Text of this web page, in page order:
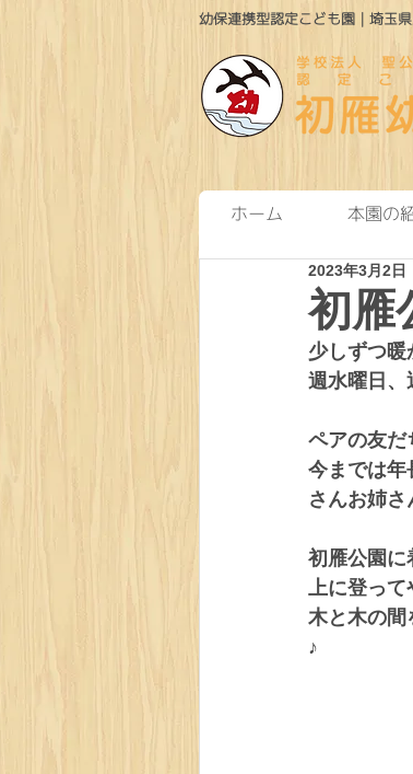
幼保連携型認定こども園｜埼玉
ホーム 本園の
初雁
2023年3月2日
少しずつ
週水曜日、
ペアの友だ
今までは年
さんお姉さ
初雁公園に
上に登って
木と木の間
♪